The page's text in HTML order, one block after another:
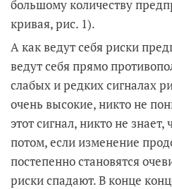
большому количеству
кривая, рис. 1).
А как ведут себя риски
ведут себя прямо
слабых и редких сигналах
очень высокие, никто не
этот сигнал, никто не
потом, если изменение
постепенно становятся
риски спадают. В конце